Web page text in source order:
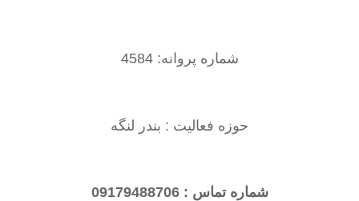
شماره پروانه: 4584
حوزه فعالیت : بندر لنگه
شماره تماس : 09179488706